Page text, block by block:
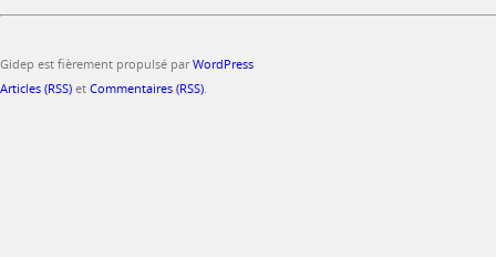
Gidep est fièrement propulsé parWordPress
Articles (RSS) et Commentaires (RSS)